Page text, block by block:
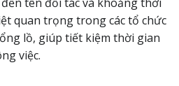
quan trọng trong các tổ chức
lồ, giúp tiết kiệm thời gian
việc.